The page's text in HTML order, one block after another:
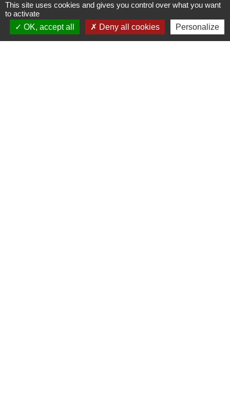
chevron_left chevron_right
This site uses cookies and gives you control over what you want
to activate
OK, accept all
Deny all cookies Personalize